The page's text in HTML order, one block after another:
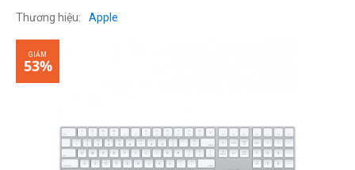
Thương hiệu Apple
53%